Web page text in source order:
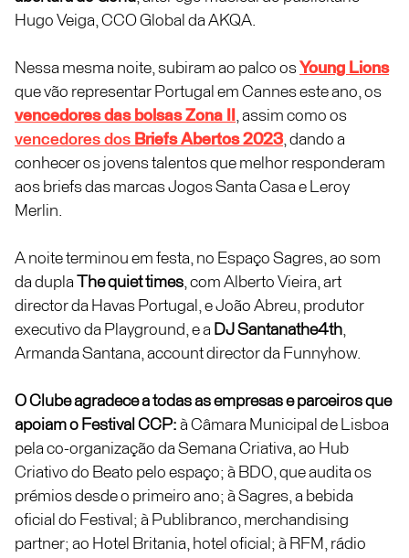
Hugo Veiga, CCO Global da AKQA.
Nessa mesma noite, subiram ao palco os Young Lions
que vão representar Portugal em Cannes este ano, os
vencedores das bolsas Zona II , assim como os
vencedores dos Briefs Abertos 2023, dando a
conhecer os jovens talentos que melhor responderam
aos briefs das marcas Jogos Santa Casa e Leroy
Merlin.
A noite terminou em festa, no Espaço Sagres, ao som
da dupla
The quiet times, com Alberto Vieira, art
director da Havas Portugal, e João Abreu, produtor
executivo da Playground, e a DJ Santanathe4th,
Armanda Santana, account director da Funnyhow.
O Clube agradece a todas as empresas e parceiros que
apoiam o Festival CCP: à Câmara Municipal de Lisboa
pela co-organização da Semana Criativa, ao Hub
Criativo do Beato pelo espaço; à BDO, que audita os
prémios desde o primeiro ano; à Sagres, a bebida
oficial do Festival; à Publibranco, merchandising
partner; ao Hotel Britania, hotel oficial; à RFM, rádio